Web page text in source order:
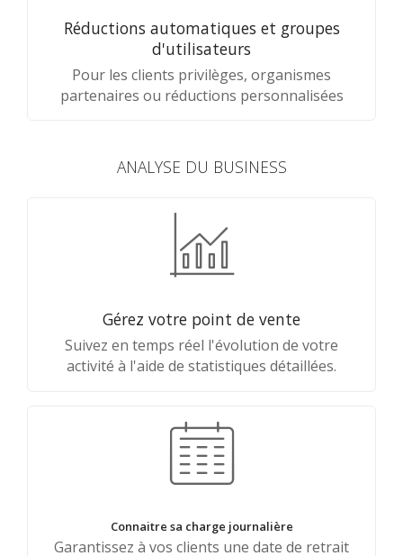
Réductions automatiques et groupes
d'utilisateurs
Pour les clients privilèges, organismes
partenaires ou réductions personnalisées
ANALYSE DU BUSINESS
Gérez votre point de vente
Suivez en temps réel l'évolution de votre
activité à l'aide de statistiques détaillées.
Connaitre sa charge journalière
Garantissez à vos clients une date de retrait